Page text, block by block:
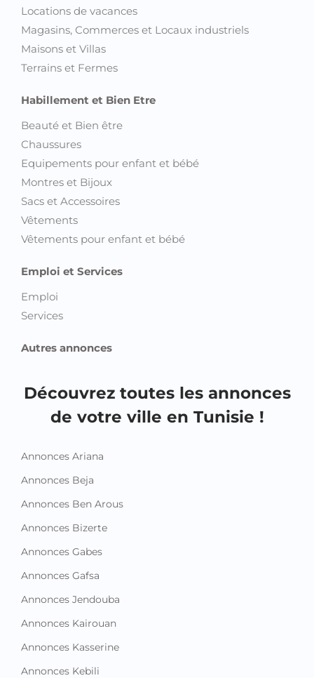
Locations de vacances
Magasins, Commerces et Locaux industriels
Maisons et Villas
Terrains et Fermes
Habillement et Bien Etre
Beauté et Bien être
Chaussures
Equipements pour enfant et bébé
Montres et Bijoux
Sacs et Accessoires
Vêtements
Vêtements pour enfant et bébé
Emploi et Services
Emploi
Services
Autres annonces
Découvrez toutes les annonces
de votre ville en Tunisie !
Annonces Ariana
Annonces Beja
Annonces Ben Arous
Annonces Bizerte
Annonces Gabes
Annonces Gafsa
Annonces Jendouba
Annonces Kairouan
Annonces Kasserine
Annonces Kebili